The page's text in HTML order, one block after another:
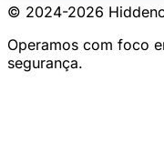
© 2024-2026
Operamos com foco
segurança.